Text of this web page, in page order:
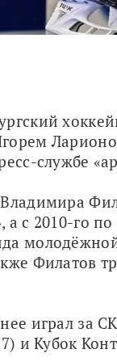
службе
с 2010-го
Филатов
играл за
и Кубок